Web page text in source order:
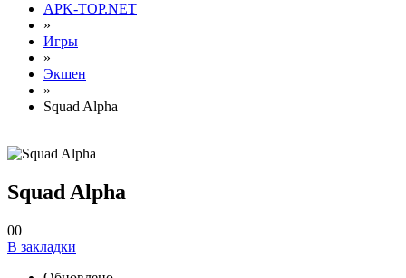
APK-TOP.NET
»
Игры
»
Экшен
»
Squad Alpha
Squad Alpha
00
В закладки